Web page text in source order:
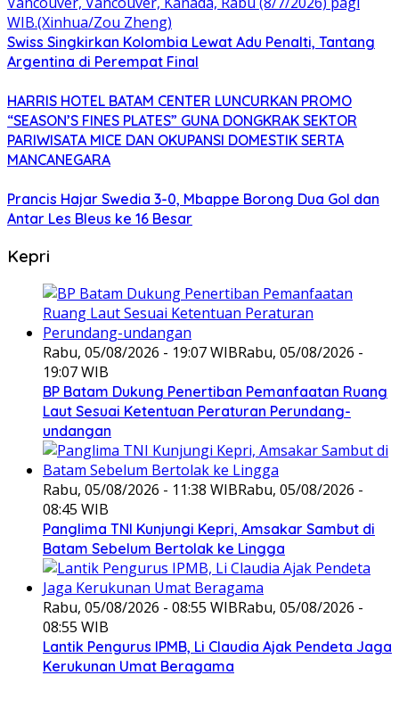
Swiss Singkirkan Kolombia Lewat Adu Penalti, Tantang
Argentina di Perempat Final
HARRIS HOTEL BATAM CENTER LUNCURKAN PROMO
“SEASON’S FINES PLATES” GUNA DONGKRAK SEKTOR
PARIWISATA MICE DAN OKUPANSI DOMESTIK SERTA
MANCANEGARA
Prancis Hajar Swedia 3-0, Mbappe Borong Dua Gol dan
Antar Les Bleus ke 16 Besar
Kepri
Rabu, 05/08/2026 - 19:07 WIBRabu, 05/08/2026 -
19:07 WIB
BP Batam Dukung Penertiban Pemanfaatan Ruang
Laut Sesuai Ketentuan Peraturan Perundang-
undangan
Rabu, 05/08/2026 - 11:38 WIBRabu, 05/08/2026 -
08:45 WIB
Panglima TNI Kunjungi Kepri, Amsakar Sambut di
Batam Sebelum Bertolak ke Lingga
Rabu, 05/08/2026 - 08:55 WIBRabu, 05/08/2026 -
08:55 WIB
Lantik Pengurus IPMB, Li Claudia Ajak Pendeta Jaga
Kerukunan Umat Beragama